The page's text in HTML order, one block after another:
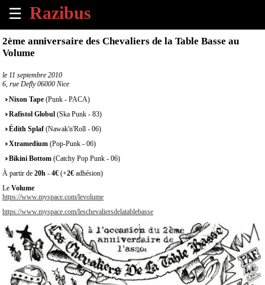
☰
×
Accueil
Tous
les
évènements
à
venir
Annoncer
évènement
À
propos
2ème anniversaire des Chevaliers de la Table Basse au
Volume
le 11 septembre 2010
6, rue Defly 06000 Nice
Nixon Tape (Punk - PACA)
Rafistol Globul (Ska Punk - 83)
Édith Splaf(Nawak'n'Roll - 06)
Xtramedium (Pop-Punk - 06)
Bikini Bottom (Catchy Pop Punk - 06)
À partir de 20h - 4€ (+2€ adhésion)
Le Volume
https://www.myspace.com/levolume
https://www.myspace.com/leschevaliersdelatablebasse